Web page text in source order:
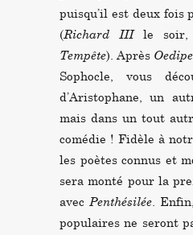
puisqu’il est deux fois
(Richard IIIle soir,
Tempête). Après
Sophocle, vous
d’Aristophane, un
mais dans un tout
comédie ! Fidèle à
les poètes connus et
sera monté pour la
avec Penthésilée .
populaires ne seront